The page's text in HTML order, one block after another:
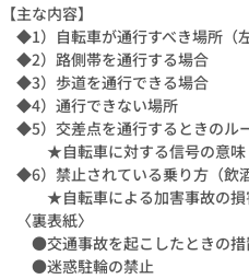
【主な内容】
◆1）自転車が通行すべき場所（
◆2）路側帯を通行する場合
◆3）歩道を通行できる場合
◆4）通行できない場所
◆5）交差点を通行するときのル
★自転車に対する信号の意味
◆6）禁止されている乗り方（飲
★自転車による加害事故の損
〈裏表紙〉
●交通事故を起こしたときの措
●迷惑駐輪の禁止